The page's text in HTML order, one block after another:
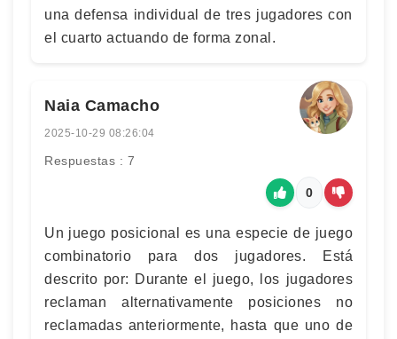
una defensa individual de tres jugadores con
el cuarto actuando de forma zonal.
Naia Camacho
2025-10-29 08:26:04
Respuestas : 7
0
Un juego posicional es una especie de juego
combinatorio para dos jugadores. Está
descrito por: Durante el juego, los jugadores
reclaman alternativamente posiciones no
reclamadas anteriormente, hasta que uno de